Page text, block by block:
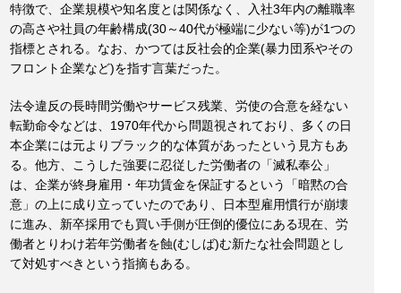
特徴で、企業規模や知名度とは関係なく、入社3年内の離職率
の高さや社員の年齢構成(30～40代が極端に少ない等)が1つの
指標とされる。なお、かつては反社会的企業(暴力団系やその
フロント企業など)を指す言葉だった。
法令違反の長時間労働やサービス残業、労使の合意を経ない
転勤命令などは、1970年代から問題視されており、多くの日
本企業には元よりブラック的な体質があったという見方もあ
る。他方、こうした強要に忍従した労働者の「滅私奉公」
は、企業が終身雇用・年功賃金を保証するという「暗黙の合
意」の上に成り立っていたのであり、日本型雇用慣行が崩壊
に進み、新卒採用でも買い手側が圧倒的優位にある現在、労
働者とりわけ若年労働者を蝕(むしば)む新たな社会問題とし
て対処すべきという指摘もある。